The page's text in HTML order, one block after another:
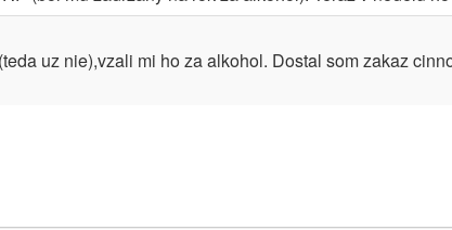
uz nie),vzali mi ho za alkohol. Dostal som zakaz